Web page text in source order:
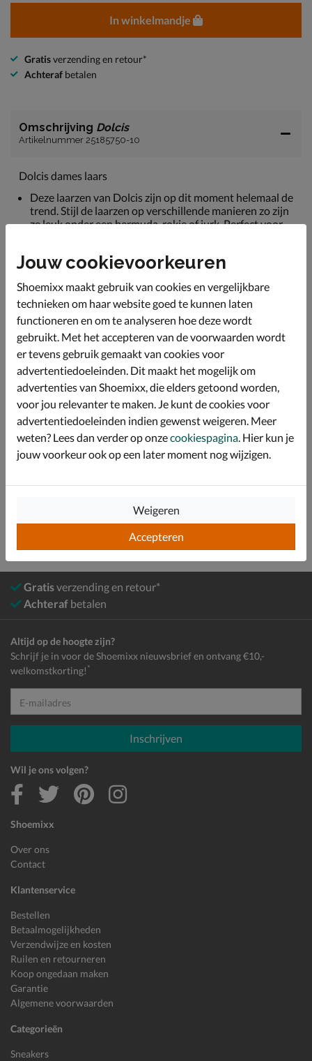
In winkelmandje
Gratisverzending en retour*
Achteraf betalen
Omschrijving Dolcis
Artikelnummer 25185750-10
Dolcis dames laars
Deze laarzen van Dolcis zijn op dit moment helemaal de
trend. Stijl de laarzen op verschillende manieren zo zijn
ze leuk onder een bermuda, rokje of jurk. Perfect voor
De laarzen zijn uitgevoerd in imitatieleer, de schacht is
elastische en zit nauw gesloten aan de benen.
Sluit met een halve rittsluiting.
Heeft een binnenvoering van textiel.
De zool is van rubber en heeft een grof profiel voor een
uitstekende grip.
Over Dolcis
Bekijk meer
Gratisverzending en retour*
Achteraf betalen
Shoemixx
Over ons
Contact
Klantenservice
Bestellen
Betaalmogelijkheden
Verzendwijze en kosten
Ruilen en retourneren
Koop ongedaan maken
Garantie
Algemene voorwaarden
Categorieën
Sneakers
Altijd op de hoogte zijn?
Schrijf je in voor de Shoemixx nieuwsbrief en ontvang €10,-
welkomstkorting! *
E-mailadres
Inschrijven
Wil je ons volgen?
Jouw cookievoorkeuren
Shoemixx maakt gebruik van cookies en vergelijkbare
technieken om haar website goed te kunnen laten
functioneren en om te analyseren hoe deze wordt
gebruikt. Met het accepteren van de voorwaarden wordt
er tevens gebruik gemaakt van cookies voor
advertentiedoeleinden. Dit maakt het mogelijk om
advertenties van Shoemixx, die elders getoond worden,
voor jou relevanter te maken. Je kunt de cookies voor
advertentiedoeleinden indien gewenst weigeren. Meer
weten? Lees dan verder op onzecookiespagina . Hier kun je
jouw voorkeur ook op een later moment nog wijzigen.
Accepteren
Weigeren